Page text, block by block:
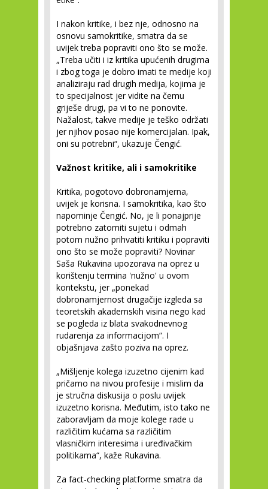
I nakon kritike, i bez nje, odnosno na
osnovu samokritike, smatra da se
uvijek treba popraviti ono što se može.
„Treba učiti i iz kritika upućenih drugima
i zbog toga je dobro imati te medije koji
analiziraju rad drugih medija, kojima je
to specijalnost jer vidite na čemu
griješe drugi, pa vi to ne ponovite.
Nažalost, takve medije je teško održati
jer njihov posao nije komercijalan. Ipak,
oni su potrebni“, ukazuje Čengić.
Važnost kritike, ali i samokritike
Kritika, pogotovo dobronamjerna,
uvijek je korisna. I samokritika, kao što
napominje Čengić. No, je li ponajprije
potrebno zatomiti sujetu i odmah
potom nužno prihvatiti kritiku i popraviti
ono što se može popraviti? Novinar
Saša Rukavina upozorava na oprez u
korištenju termina 'nužno' u ovom
kontekstu, jer „ponekad
dobronamjernost drugačije izgleda sa
teoretskih akademskih visina nego kad
se pogleda iz blata svakodnevnog
rudarenja za informacijom“. I
objašnjava zašto poziva na oprez.
„Mišljenje kolega izuzetno cijenim kad
pričamo na nivou profesije i mislim da
je stručna diskusija o poslu uvijek
izuzetno korisna. Međutim, isto tako ne
zaboravljam da moje kolege rade u
različitim kućama sa različitim
vlasničkim interesima i uređivačkim
politikama“, kaže Rukavina.
Za fact-checking platforme smatra da